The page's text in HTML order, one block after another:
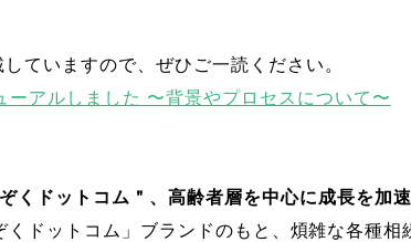
ていますので、ぜひご一読ください。
アルしました 〜背景やプロセスについて〜
くドットコム＂、高齢者層を中心に成長を加速
ドットコム」ブランドのもと、煩雑な各種相